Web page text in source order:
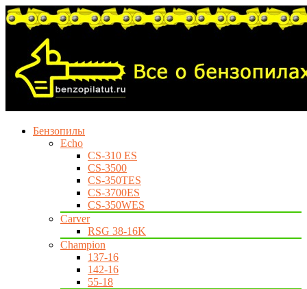
Бензопилы
Echo
CS-310 ES
CS-3500
CS-350TES
CS-3700ES
CS-350WES
Carver
RSG 38-16K
Champion
137-16
142-16
55-18